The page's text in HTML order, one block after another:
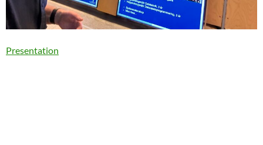
Presentation